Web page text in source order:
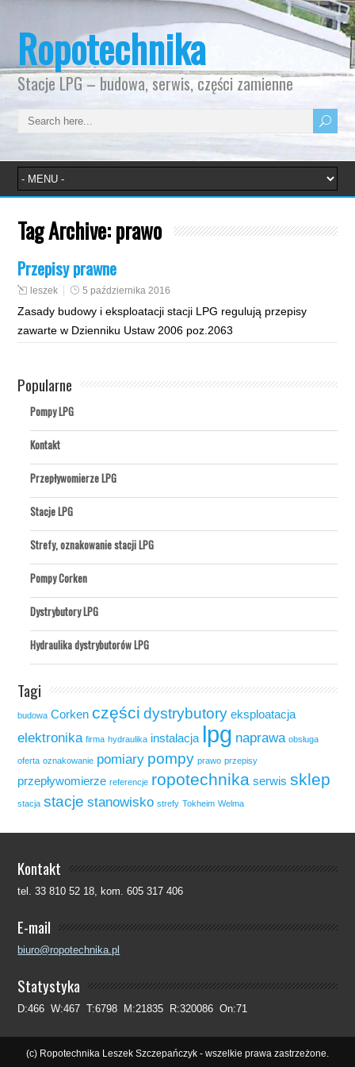
Ropotechnika
Stacje LPG – budowa, serwis, części zamienne
Tag Archive:prawo
Przepisy prawne
leszek 5 października 2016
Zasady budowy i eksploatacji stacji LPG regulują przepisy
zawarte w Dzienniku Ustaw 2006 poz.2063
Popularne
Pompy LPG
Kontakt
Przepływomierze LPG
Stacje LPG
Strefy, oznakowanie stacji LPG
Pompy Corken
Dystrybutory LPG
Hydraulika dystrybutorów LPG
Tagi
budowa Corken części dystrybutory eksploatacja
elektronika firma hydraulika instalacja lpg naprawa obsługa
oferta oznakowanie pomiary pompy prawo przepisy
przepływomierze referencje ropotechnika serwis sklep
stacja stacje stanowisko strefy Tokheim Welma
Kontakt
tel. 33 810 52 18, kom. 605 317 406
E-mail
biuro@ropotechnika.pl
Statystyka
D:466 W:467 T:6798 M:21835 R:320086 On:71
(c) Ropotechnika Leszek Szczepańczyk - wszelkie prawa zastrzeżone.